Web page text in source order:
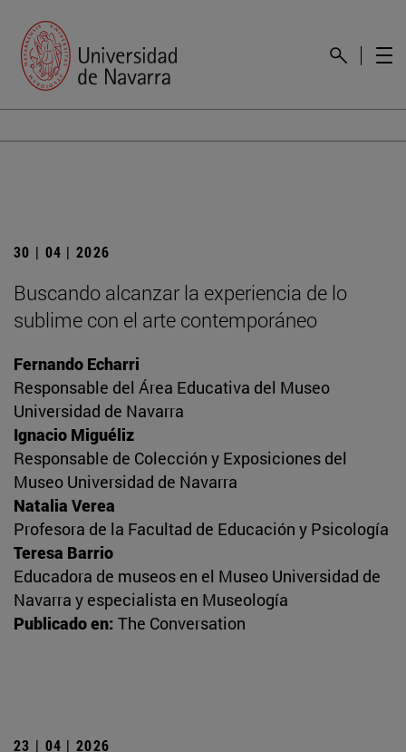
30 | 04 | 2026
Buscando alcanzar la experiencia de lo
sublime con el arte contemporáneo
Fernando Echarri
Responsable del Área Educativa del Museo
Universidad de Navarra
Ignacio Miguéliz
Responsable de Colección y Exposiciones del
Museo Universidad de Navarra
Natalia Verea
Profesora de la Facultad de Educación y Psicología
Teresa Barrio
Educadora de museos en el Museo Universidad de
Navarra y especialista en Museología
Publicado en: The Conversation
23 | 04 | 2026